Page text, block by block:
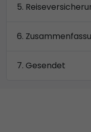
Gesendet